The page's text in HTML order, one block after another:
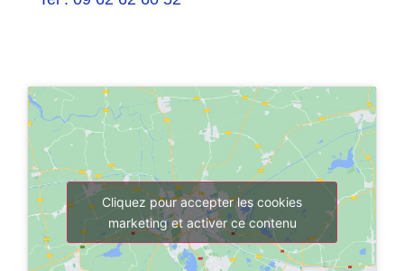
Cliquez pour accepter les cookies
marketing et activer ce contenu